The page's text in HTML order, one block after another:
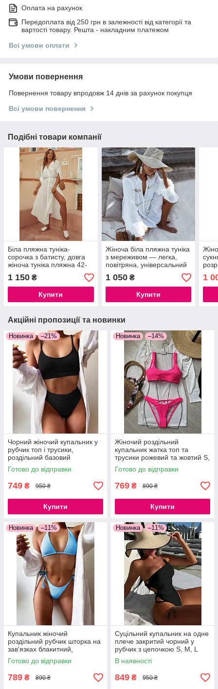
Оплата на рахунок
Передоплата від 250 грн в залежності від категорії та
вартості товару. Решта - накладним платежом
Всі умови оплати
Умови повернення
Повернення товару впродовж 14 днів за рахунок покупця
Всі умови повернення
Подібні товари компанії
Біла пляжна туніка-
сорочка з батисту, довга
жіноча туніка пляжна 42-
48
1 150 ₴
Купити
Жіноча біла пляжна туніка
з мереживом — легка,
повітряна, універсальний
розмір 42–48
1 050₴
Купити
1
Акційні пропозиції та новинки
Новинка –21%
Чорний жіночий купальник у
рубчик топ і трусики,
роздільний базовий
купальник S, M
Готово до відправки
749 ₴ 950 ₴
Купити
Новинка –14%
Жіночий роздільний
купальник жатка топ та
трусики рожевий та жовтий S,
M, L
Готово до відправки
769 ₴ 890 ₴
Купити
Новинка –11%
Купальник жіночий
роздільний рубчик шторка на
зав'язках блакитний,
бузковий, чорний S, M, L
Готово до відправки
789 ₴ 890 ₴
Новинка –11%
Суцільний купальник на одне
плече закритий чорний у
рубчик з цепочкою S, M, L
В наявності
849 ₴ 950 ₴